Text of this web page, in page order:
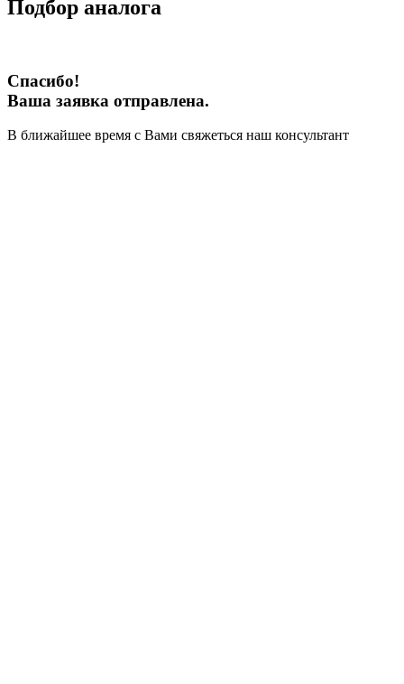
Подбор аналога
Спасибо!
Ваша заявка отправлена.
В ближайшее время с Вами свяжеться наш консультант